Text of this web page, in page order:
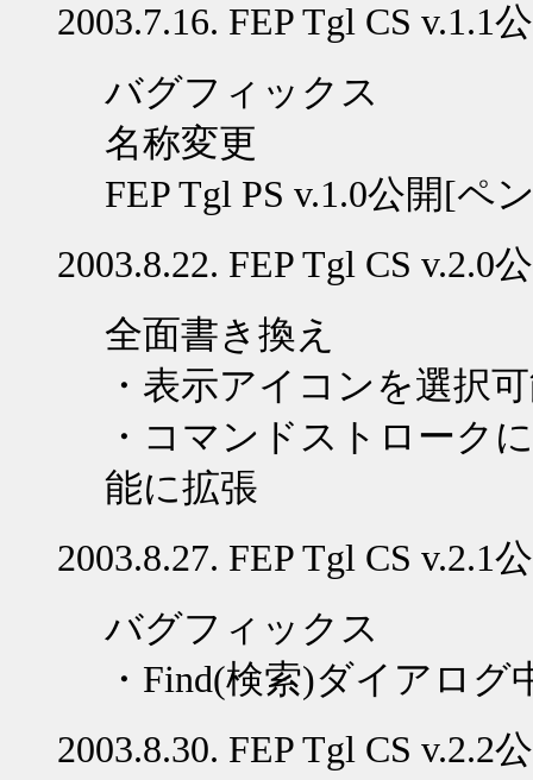
2003.7.16. FEP Tgl CS v.1.1
バグフィックス
名称変更
FEP Tgl PS v.1.0公開[ペ
2003.8.22. FEP Tgl CS v.2.0
全面書き換え
・表示アイコンを選択
・コマンドストローク
能に拡張
2003.8.27. FEP Tgl CS v.2.1
バグフィックス
・ Find(検索)ダイアログ
2003.8.30. FEP Tgl CS v.2.2